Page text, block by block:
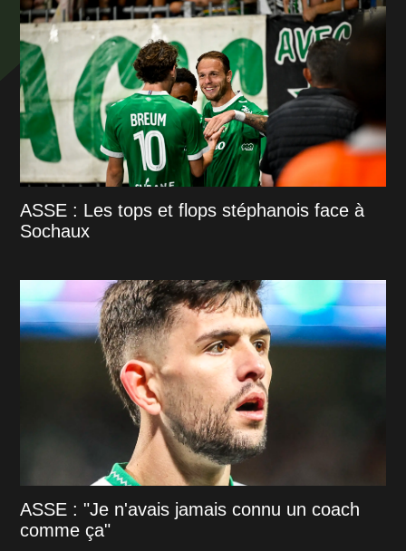
ASSE : Les tops et flops stéphanois face à
Sochaux
ASSE : "Je n'avais jamais connu un coach
comme ça"